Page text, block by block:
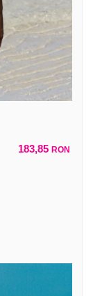
183,85 RON